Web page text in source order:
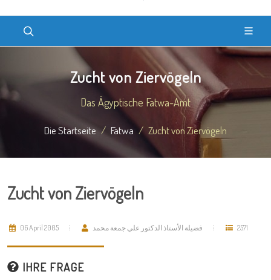
Zucht von Ziervögeln
Das Ägyptische Fatwa-Amt
Die Startseite Fatwa Zucht von Ziervögeln
Zucht von Ziervögeln
06 April 2005 فضيلة الأستاذ الدكتور علي جمعة محمد 2571
IHRE FRAGE